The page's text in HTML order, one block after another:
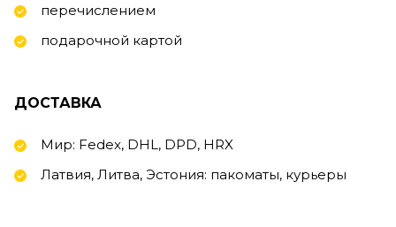
перечислением
подарочной картой
ДОСТАВКА
Мир: Fedex, DHL, DPD, HRX
Латвия, Литва, Эстония: пакоматы, курьеры